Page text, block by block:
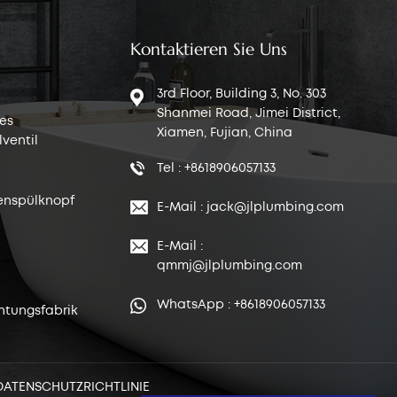
Kontaktieren Sie Uns
3rd Floor, Building 3, No. 303
Shanmei Road, Jimei District,
Xiamen, Fujian, China
Tel : +8618906057133
E-Mail : jack@jlplumbing.com
E-Mail :
qmmj@jlplumbing.com
WhatsApp : +8618906057133